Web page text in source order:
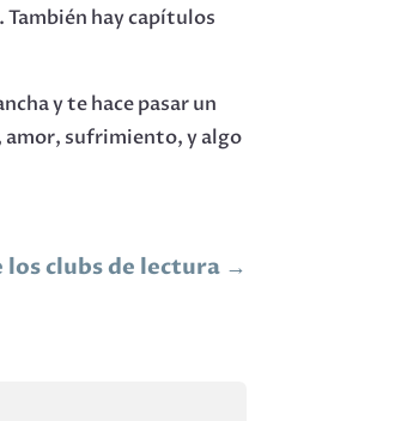
También hay capítulos
y te hace pasar un
amor, sufrimiento, y algo
clubs de lectura→